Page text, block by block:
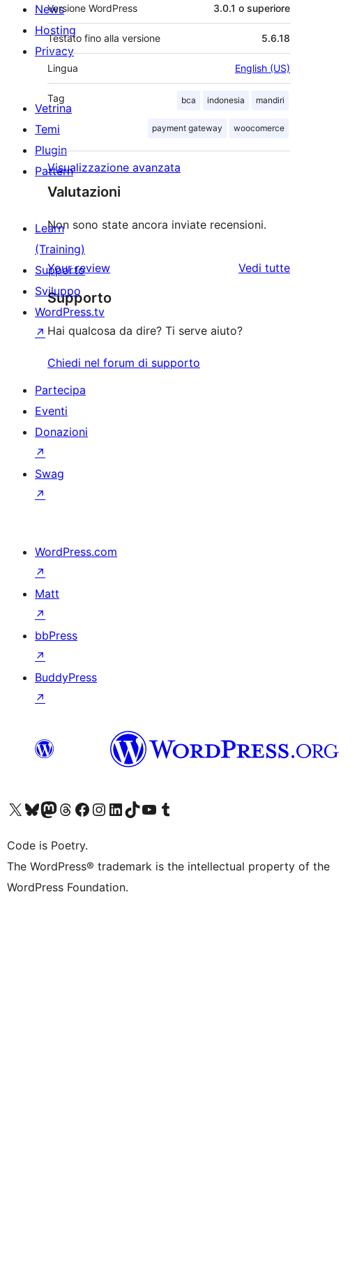
Versione WordPress 3.0.1 o superiore
Testato fino alla versione 5.6.18
Lingua English (US)
Tag bca indonesia mandiri
payment gateway woocomerce
Visualizzazione avanzata
Valutazioni
Non sono state ancora inviate recensioni.
Your review Vedi tuttele
Supporto
Hai qualcosa da dire? Ti serve aiuto?
Chiedi nel forum di supporto
News
Hosting
Privacy
Vetrina
Temi
Plugin
Pattern
Learn
(Training)
Supporto
Sviluppo
WordPress.tv
↗
Partecipa
Eventi
Donazioni
↗
Swag
↗
WordPress.com
↗
Matt
↗
bbPress
↗
BuddyPress
↗
Visita il nostro account X (ex Twitter)
Visita il nostro account Bluesky
Visita il nostro account Mastodon
Visita il nostro account Threads
Visita la nostra pagina Facebook
Visita il nostro account Instagram
Visita il nostro account LinkedIn
Visita il nostro account TikTok
Visita il nostro canale YouTube
Visita il nostro account Tumblr
Code is Poetry.
The WordPress® trademark is the intellectual property of the
WordPress Foundation.